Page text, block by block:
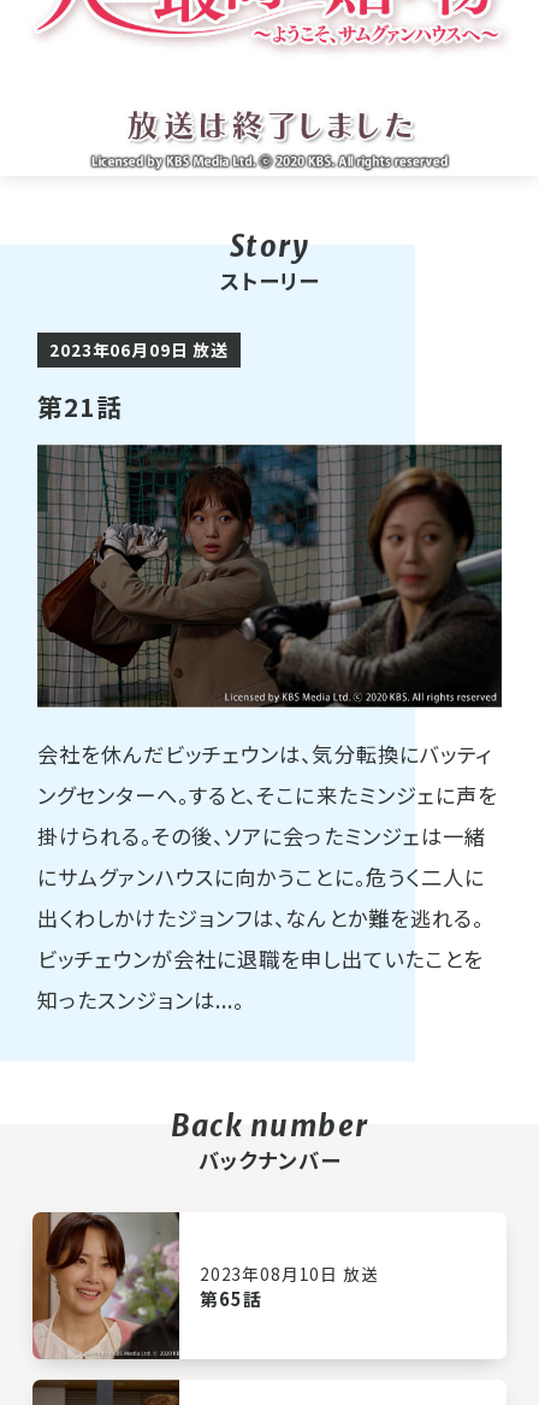
ストーリー
2023年06月09日 放送
第21話
会社を休んだビッチェウンは、気分転換にバッティ
ングセンターへ。すると、そこに来たミンジェに声を
掛けられる。その後、ソアに会ったミンジェは一緒
にサムグァンハウスに向かうことに。危うく二人に
出くわしかけたジョンフは、なんとか難を逃れる。
ビッチェウンが会社に退職を申し出ていたことを
知ったスンジョンは...。
バックナンバー
2023年08月10日 放送
第65話